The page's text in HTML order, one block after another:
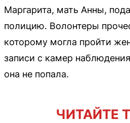
Маргарита, мать Анны,
полицию. Волонтеры
которому могла пройти
записи с камер
она не попала.
ЧИТАЙТЕ